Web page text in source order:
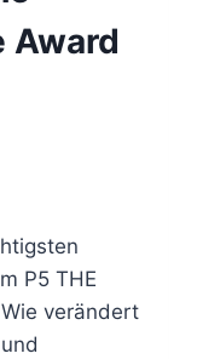
Award
P5 THE
Wie verändert